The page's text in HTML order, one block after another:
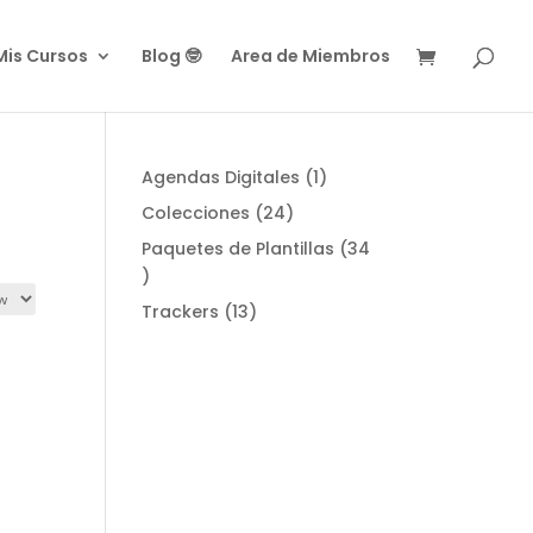
Cursos Blog 🤓 Area de Miembros
Agendas Digitales 11
Colecciones 2424
products
Paquetes de Plantillas
34
34
products
Trackers 1313